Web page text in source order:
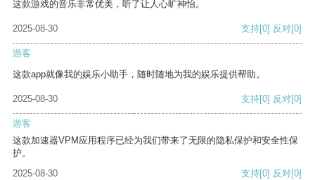
这款游戏的音乐非常优美，听了让人心旷神怡。
2025-08-30 支持[0] 反对[0]
游客
这款app就像我的娱乐小助手，随时随地为我的娱乐提供帮助。
2025-08-30 支持[0] 反对[0]
游客
这款加速器VPM应用程序已经为我们带来了无限的隐私保护和安全性保
护。
2025-08-30
支持[0] 反对[0]